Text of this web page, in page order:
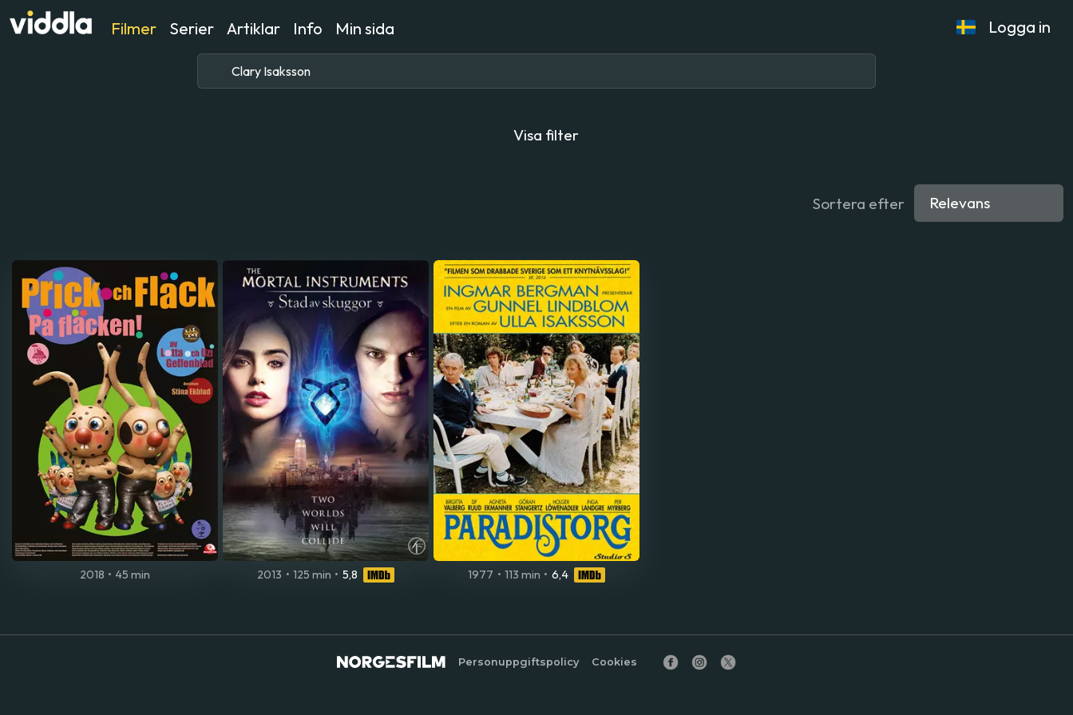
Filmer Serier Artiklar Info Min sida Logga in
Visa filter
Sortera efter
2018 • 45 min 2013 • 125 min • 5,8 1977 • 113 min • 6,4
Personuppgiftspolicy Cookies